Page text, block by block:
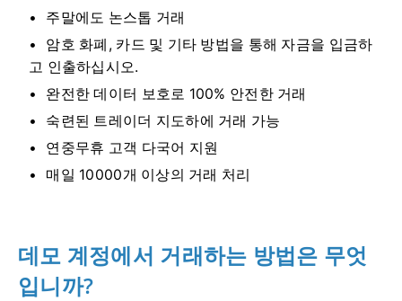
주말에도 논스톱 거래
암호 화폐, 카드 및 기타 방법을 통해 자금을 입금하
고 인출하십시오.
완전한 데이터 보호로 100% 안전한 거래
숙련된 트레이더 지도하에 거래 가능
연중무휴 고객 다국어 지원
매일 10000개 이상의 거래 처리
데모 계정에서 거래하는 방법은 무엇
입니까?